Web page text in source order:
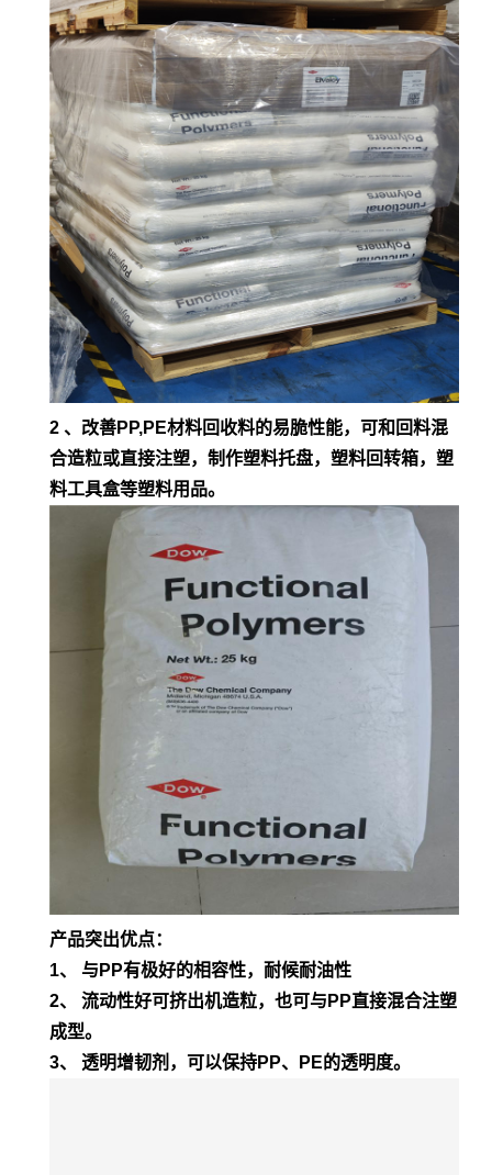
2 、改善PP,PE材料回收料的易脆性能，可和回料混
合造粒或直接注塑，制作塑料托盘，塑料回转箱，塑
料工具盒等塑料用品。
产品突出优点：
1、 与PP有极好的相容性，耐候耐油性
2、 流动性好可挤出机造粒，也可与PP直接混合注塑
成型。
3、 透明增韧剂，可以保持PP、PE的透明度。